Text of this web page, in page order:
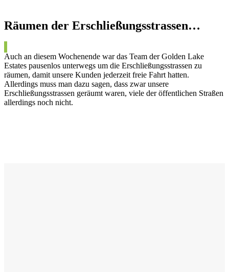
Räumen der Erschließungsstrassen…
Auch an diesem Wochenende war das Team der Golden Lake
Estates pausenlos unterwegs um die Erschließungsstrassen zu
räumen, damit unsere Kunden jederzeit freie Fahrt hatten.
Allerdings muss man dazu sagen, dass zwar unsere
Erschließungsstrassen geräumt waren, viele der öffentlichen Straßen
allerdings noch nicht.